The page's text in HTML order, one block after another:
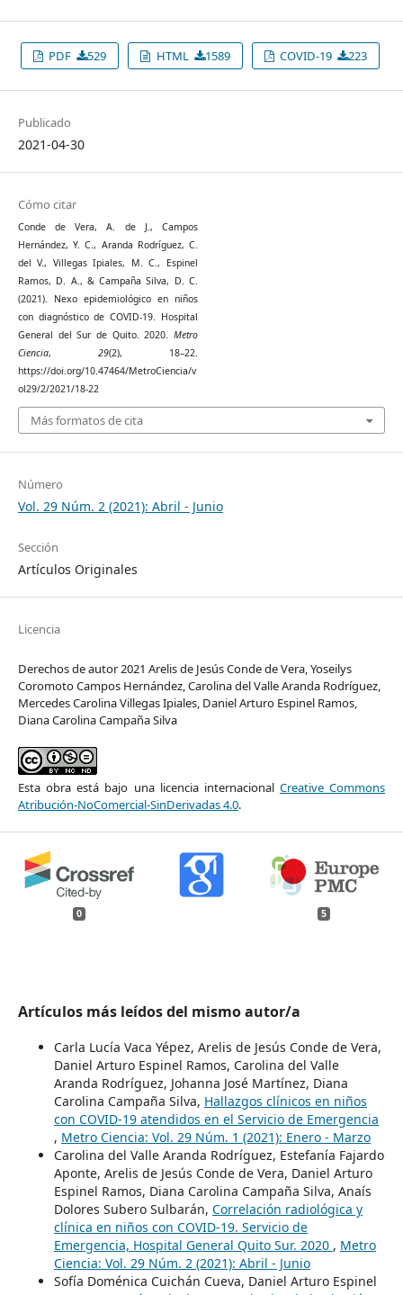
PDF 529 HTML 1589 COVID-19 223
Publicado
2021-04-30
Cómo citar
Conde de Vera, A. de J., Campos
Hernández, Y. C., Aranda Rodríguez, C.
del V., Villegas Ipiales, M. C., Espinel
Ramos, D. A., & Campaña Silva, D. C.
(2021). Nexo epidemiológico en niños
con diagnóstico de COVID-19. Hospital
General del Sur de Quito. 2020. Metro
Ciencia, 29(2), 18–22.
https://doi.org/10.47464/MetroCiencia/v
ol29/2/2021/18-22
Más formatos de cita
Número
Vol. 29 Núm. 2 (2021): Abril - Junio
Sección
Artículos Originales
Licencia
Derechos de autor 2021 Arelis de Jesús Conde de Vera, Yoseilys
Coromoto Campos Hernández, Carolina del Valle Aranda Rodríguez,
Mercedes Carolina Villegas Ipiales, Daniel Arturo Espinel Ramos,
Diana Carolina Campaña Silva
Esta obra está bajo una licencia internacional Creative Commons
Atribución-NoComercial-SinDerivadas 4.0.
0 5
Artículos más leídos del mismo autor/a
Carla Lucía Vaca Yépez, Arelis de Jesús Conde de Vera,
Daniel Arturo Espinel Ramos, Carolina del Valle
Aranda Rodríguez, Johanna José Martínez, Diana
Carolina Campaña Silva, Hallazgos clínicos en niños
con COVID-19 atendidos en el Servicio de Emergencia
, Metro Ciencia: Vol. 29 Núm. 1 (2021): Enero - Marzo
Carolina del Valle Aranda Rodríguez, Estefanía Fajardo
Aponte, Arelis de Jesús Conde de Vera, Daniel Arturo
Espinel Ramos, Diana Carolina Campaña Silva, Anaís
Dolores Subero Sulbarán, Correlación radiológica y
clínica en niños con COVID-19. Servicio de
Emergencia, Hospital General Quito Sur. 2020 , Metro
Ciencia: Vol. 29 Núm. 2 (2021): Abril - Junio
Sofía Doménica Cuichán Cueva, Daniel Arturo Espinel